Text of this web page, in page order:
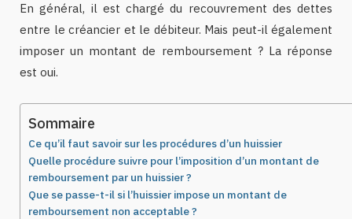
En général, il est chargé du recouvrement des dettes
entre le créancier et le débiteur. Mais peut-il également
imposer un montant de remboursement ? La réponse
est oui.
Sommaire
Ce qu’il faut savoir sur les procédures d’un huissier
Quelle procédure suivre pour l’imposition d’un montant de
remboursement par un huissier ?
Que se passe-t-il si l’huissier impose un montant de
remboursement non acceptable ?